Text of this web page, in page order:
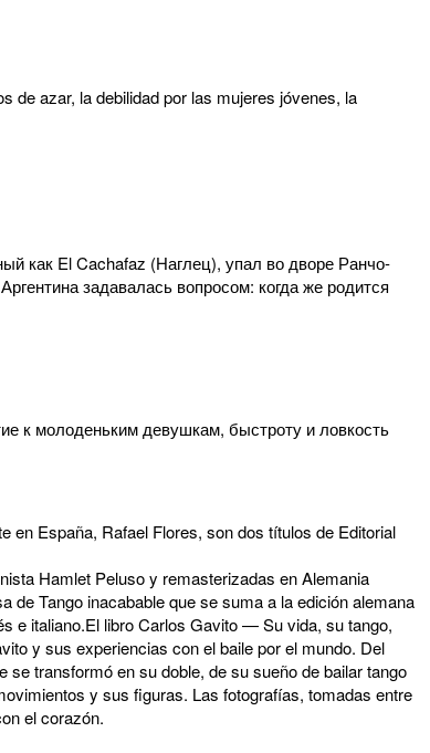
de azar, la debilidad por las mujeres jóvenes, la
как El Cachafaz (Наглец), упал во дворе Ранчо-
задавалась вопросом: когда же родится
к молоденьким девушкам, быстроту и ловкость
en España, Rafael Flores, son dos títulos de Editorial
Hamlet Peluso y remasterizadas en Alemania
de Tango inacabable que se suma a la edición alemana
e italiano.El libro Carlos Gavito — Su vida, su tango,
y sus experiencias con el baile por el mundo. Del
transformó en su doble, de su sueño de bailar tango
y sus figuras. Las fotografías, tomadas entre
el corazón.